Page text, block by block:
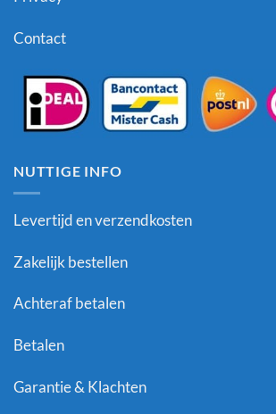
Contact
NUTTIGE INFO
Levertijd en verzendkosten
Zakelijk bestellen
Achteraf betalen
Betalen
Garantie & Klachten